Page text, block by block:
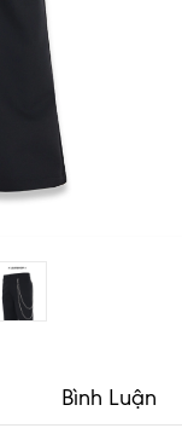
Bình Luận